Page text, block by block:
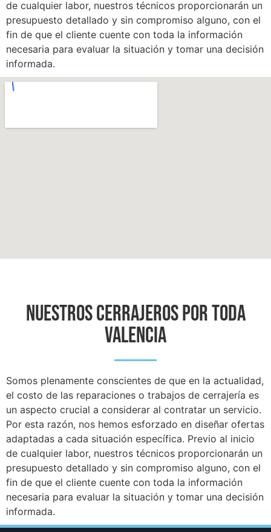
de cualquier labor, nuestros técnicos proporcionarán un
presupuesto detallado y sin compromiso alguno, con el
fin de que el cliente cuente con toda la información
necesaria para evaluar la situación y tomar una decisión
informada.
NUESTROS CERRAJEROS POR TODA
VALENCIA
Somos plenamente conscientes de que en la actualidad,
el costo de las reparaciones o trabajos de cerrajería es
un aspecto crucial a considerar al contratar un servicio.
Por esta razón, nos hemos esforzado en diseñar ofertas
adaptadas a cada situación específica. Previo al inicio
de cualquier labor, nuestros técnicos proporcionarán un
presupuesto detallado y sin compromiso alguno, con el
fin de que el cliente cuente con toda la información
necesaria para evaluar la situación y tomar una decisión
informada.